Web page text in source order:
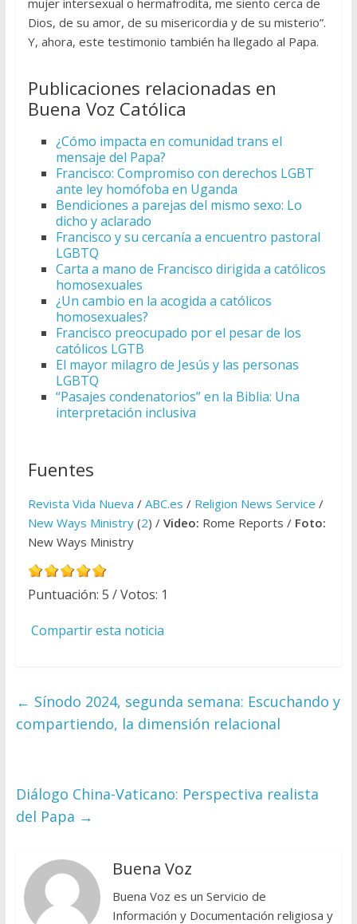
Dios, de su amor, de su misericordia y de su misterio”.
Y, ahora, este testimonio también ha llegado al Papa.
Publicaciones relacionadas en
Buena Voz Católica
¿Cómo impacta en comunidad trans el
mensaje del Papa?
Francisco: Compromiso con derechos LGBT
ante ley homófoba en Uganda
Bendiciones a parejas del mismo sexo: Lo
dicho y aclarado
Francisco y su cercanía a encuentro pastoral
LGBTQ
Carta a mano de Francisco dirigida a católicos
homosexuales
¿Un cambio en la acogida a católicos
homosexuales?
Francisco preocupado por el pesar de los
católicos LGTB
El mayor milagro de Jesús y las personas
LGBTQ
“Pasajes condenatorios” en la Biblia: Una
interpretación inclusiva
Fuentes
Revista Vida Nueva / ABC.es / Religion News Service /
New Ways Ministry(2) / Video: Rome Reports / Foto:
New Ways Ministry
Puntuación: 5 / Votos: 1
Compartir esta noticia
← Sínodo 2024, segunda semana: Escuchando y
compartiendo, la dimensión relacional
Diálogo China-Vaticano: Perspectiva realista
del Papa →
Buena Voz
Buena Voz es un Servicio de
Información y Documentación religiosa y